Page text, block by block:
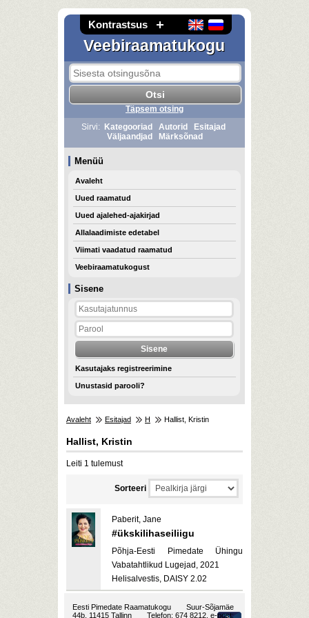
Kontrastsus
Veebiraamatukogu
Sisene
Kasutajaks registreerimine
Unustasid parooli?
Täpsem otsing
Sirvi:
Kategooriad Autorid
Esitajad
Väljaandjad
Märksõnad
Menüü
Avaleht
Uued raamatud
Uued ajalehed-ajakirjad
Allalaadimiste edetabel
Viimati vaadatud raamatud
Veebiraamatukogust
Avaleht Esitajad H Hallist, Kristin
Hallist, Kristin
Leiti 1 tulemust
Sorteeri
Paberit, Jane
#ükskilihaseiliigu
Põhja-Eesti Pimedate Ühingu
Vabatahtlikud Lugejad, 2021
Helisalvestis, DAISY 2.02
Eesti Pimedate Raamatukogu
Suur-Sõjamäe
44b, 11415 Tallinn
Telefon: 674 8212, e-post: